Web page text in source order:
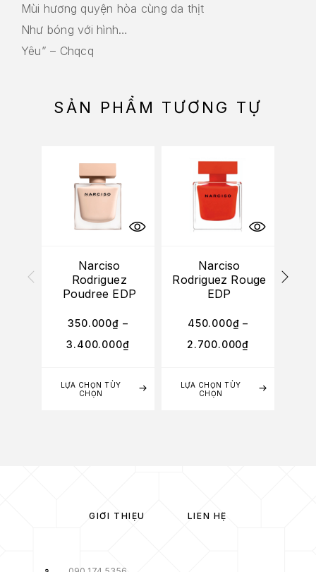
Mùi hương quyện hòa cùng da thịt
Như bóng với hình…
Yêu” – Chqcq
SẢN PHẨM TƯƠNG TỰ
LỰA CHỌN TÙY
CHỌN
Narciso
Rodriguez
Poudree EDP
350.000₫ –
3.400.000₫
LỰA CHỌN TÙY
CHỌN
Narciso
Rodriguez Rouge
EDP
450.000₫ –
2.700.000₫
GIỚI THIỆU LIÊN HỆ